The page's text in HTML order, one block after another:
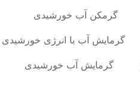
گرمکن آب خورشیدی
گرمایش آب با انرژی خورشیدی
گرمایش آب خورشیدی